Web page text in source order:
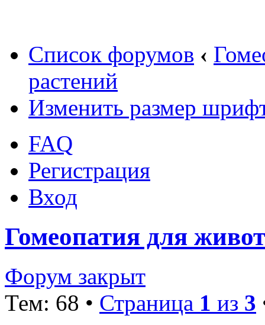
Список форумов ‹
растений
Изменить размер
FAQ
Регистрация
Вход
Гомеопатия для
Форум закрыт
Тем: 68 • Страница 1 из 3